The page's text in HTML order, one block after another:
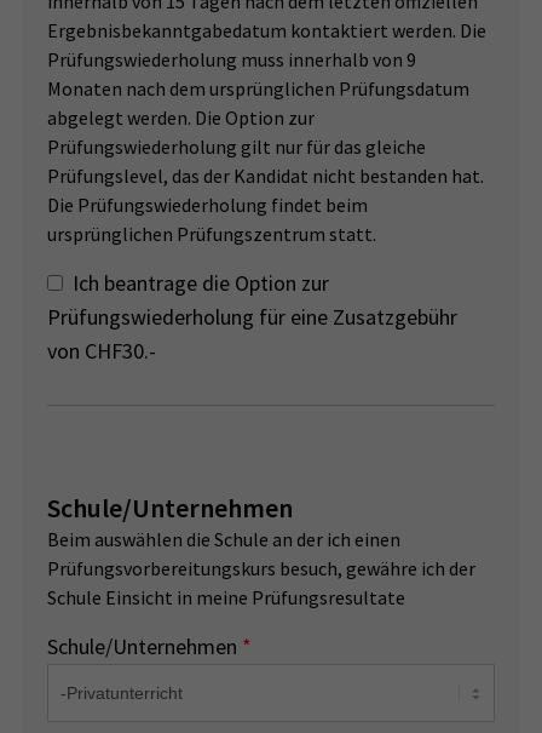
Ergebnisbekanntgabedatum kontaktiert werden. Die
Prüfungswiederholung muss innerhalb von 9
Monaten nach dem ursprünglichen Prüfungsdatum
abgelegt werden. Die Option zur
Prüfungswiederholung gilt nur für das gleiche
Prüfungslevel, das der Kandidat nicht bestanden hat.
Die Prüfungswiederholung findet beim
ursprünglichen Prüfungszentrum statt.
Ich beantrage die Option zur
Prüfungswiederholung für eine Zusatzgebühr
von CHF30.-
Schule/Unternehmen
Beim auswählen die Schule an der ich einen
Prüfungsvorbereitungskurs besuch, gewähre ich der
Schule Einsicht in meine Prüfungsresultate
Schule/Unternehmen *